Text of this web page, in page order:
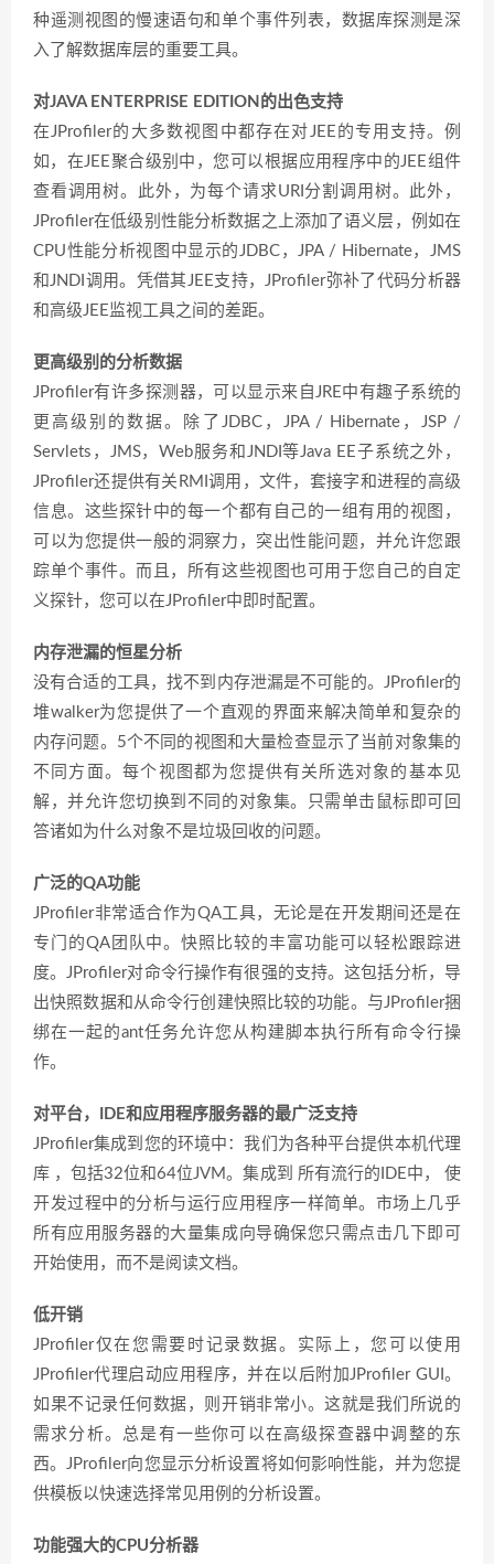
种遥测视图的慢速语句和单个事件列表，数据库探测是深
入了解数据库层的重要工具。
对JAVA ENTERPRISE EDITION的出色支持
在JProfiler的大多数视图中都存在对JEE的专用支持。例
如，在JEE聚合级别中，您可以根据应用程序中的JEE组件
查看调用树。此外，为每个请求URI分割调用树。此外，
JProfiler在低级别性能分析数据之上添加了语义层，例如在
CPU性能分析视图中显示的JDBC，JPA / Hibernate，JMS
和JNDI调用。凭借其JEE支持，JProfiler弥补了代码分析器
和高级JEE监视工具之间的差距。
更高级别的分析数据
JProfiler有许多探测器，可以显示来自JRE中有趣子系统的
更高级别的数据。除了JDBC，JPA / Hibernate，JSP /
Servlets，JMS，Web服务和JNDI等Java EE子系统之外，
JProfiler还提供有关RMI调用，文件，套接字和进程的高级
信息。这些探针中的每一个都有自己的一组有用的视图，
可以为您提供一般的洞察力，突出性能问题，并允许您跟
踪单个事件。而且，所有这些视图也可用于您自己的自定
义探针，您可以在JProfiler中即时配置。
内存泄漏的恒星分析
没有合适的工具，找不到内存泄漏是不可能的。JProfiler的
堆walker为您提供了一个直观的界面来解决简单和复杂的
内存问题。5个不同的视图和大量检查显示了当前对象集的
不同方面。每个视图都为您提供有关所选对象的基本见
解，并允许您切换到不同的对象集。只需单击鼠标即可回
答诸如为什么对象不是垃圾回收的问题。
广泛的QA功能
JProfiler非常适合作为QA工具，无论是在开发期间还是在
专门的QA团队中。快照比较的丰富功能可以轻松跟踪进
度。JProfiler对命令行操作有很强的支持。这包括分析，导
出快照数据和从命令行创建快照比较的功能。与JProfiler捆
绑在一起的ant任务允许您从构建脚本执行所有命令行操
作。
对平台，IDE和应用程序服务器的最广泛支持
JProfiler集成到您的环境中：我们为各种平台提供本机代理
库 ，包括32位和64位JVM。集成到 所有流行的IDE中， 使
开发过程中的分析与运行应用程序一样简单。市场上几乎
所有应用服务器的大量集成向导确保您只需点击几下即可
开始使用，而不是阅读文档。
低开销
JProfiler仅在您需要时记录数据。实际上，您可以使用
JProfiler代理启动应用程序，并在以后附加JProfiler GUI。
如果不记录任何数据，则开销非常小。这就是我们所说的
需求分析。总是有一些你可以在高级探查器中调整的东
西。JProfiler向您显示分析设置将如何影响性能，并为您提
供模板以快速选择常见用例的分析设置。
功能强大的CPU分析器